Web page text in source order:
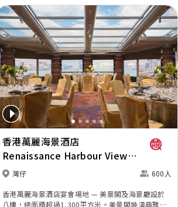
and creative designs tailored to your special
moments. Whether you're celebrating a birthday,
wedding, or simply craving something sweet, our
talented team is dedicated to bringing your
vision to life with personalized service and
attention to detail.
Previous Next
香港萬麗海景酒店
Renaissance Harbour View
Hotel Hong Kong
灣仔 600人
香港萬麗海景酒店宴會場地 — 美景閣及海景廳設於
八樓，總面積超過1,300平方米。美景閣裝潢典雅高